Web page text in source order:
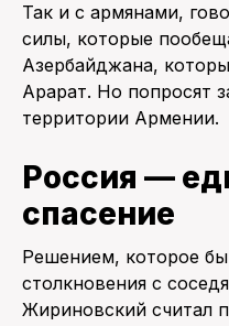
Так и с армянами,
силы, которые
Азербайджана,
Арарат. Но попросят
территории Армении.
Россия —
спасение
Решением, которое
столкновения с
Жириновский считал